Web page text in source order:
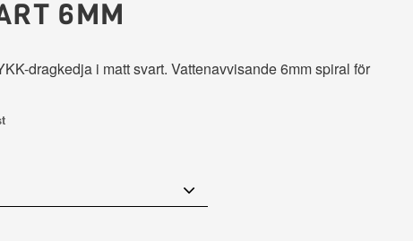
6MM
dragkedja i matt svart. Vattenavvisande 6mm spiral för
pris: